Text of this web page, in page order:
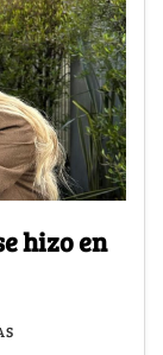
hizo en